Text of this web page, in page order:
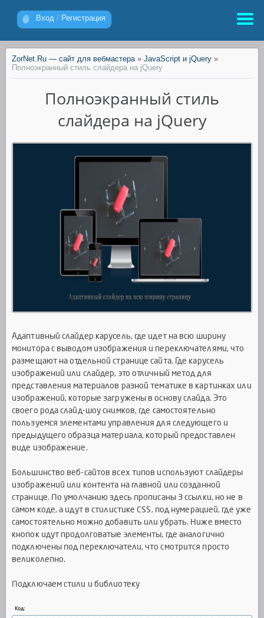
Вход / Регистрация
ZorNet.Ru — сайт для вебмастера» JavaScript и jQuery »
Полноэкранный стиль слайдера на jQuery
Полноэкранный стиль
слайдера на jQuery
Адаптивный слайдер карусель, где идет на всю ширину
монитора с выводом изображения и переключателями, что
размещают на отдельной странице сайта. Где карусель
изображений или слайдер, это отличный метод для
представления материалов разной тематике в картинках или
изображений, которые загружены в основу слайда. Это
своего рода слайд-шоу снимков, где самостоятельно
пользуемся элементами управления для следующего и
предыдущего образца материала, который предоставлен
виде изображение.
Большинство веб-сайтов всех типов используют слайдеры
изображений или контента на главной или созданной
странице. По умолчанию здесь прописаны 3 ссылки, но не в
самом коде, а идут в стилистике CSS, под нумерацией, где уже
самостоятельно можно добавить или убрать. Ниже вместо
кнопок идут продолговатые элементы, где аналогично
подключены под переключатели, что смотрится просто
великолепно.
Подключаем стили и библиотеку
Код: